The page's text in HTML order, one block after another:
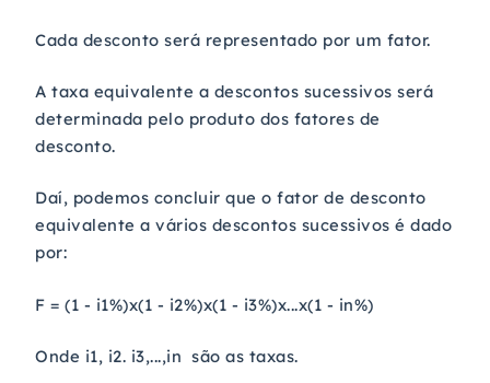
Cada desconto será representado por um fator.
A taxa equivalente a descontos sucessivos será
determinada pelo produto dos fatores de
desconto.
Daí, podemos concluir que o fator de desconto
equivalente a vários descontos sucessivos é dado
por:
F = (1 - i1%)x(1 - i2%)x(1 - i3%)x...x(1 - in%)
Onde i1, i2. i3,...,in são as taxas.